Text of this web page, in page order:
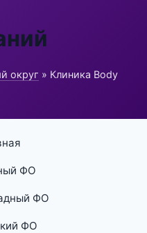
округ » Клиника Body
ФО
ФО
ФО